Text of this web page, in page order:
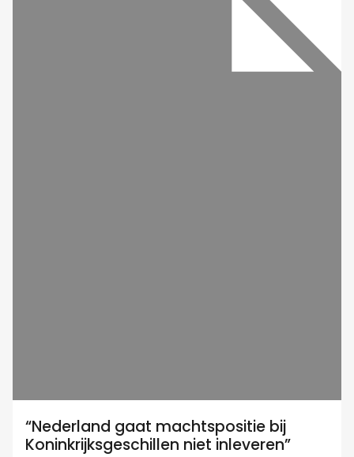
“Nederland gaat machtspositie bij
Koninkrijksgeschillen niet inleveren”